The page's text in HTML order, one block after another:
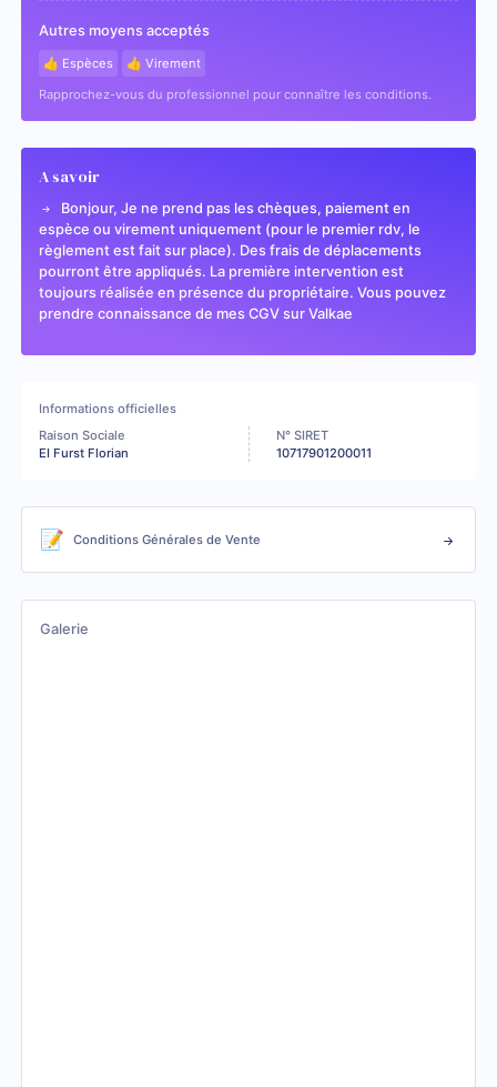
Autres moyens acceptés
👍 Espèces
👍 Virement
Rapprochez-vous du professionnel pour connaître les conditions.
A savoir
Bonjour, Je ne prend pas les chèques, paiement en
espèce ou virement uniquement (pour le premier rdv, le
règlement est fait sur place). Des frais de déplacements
pourront être appliqués. La première intervention est
toujours réalisée en présence du propriétaire. Vous pouvez
prendre connaissance de mes CGV sur Valkae
Informations officielles
Raison Sociale
EI Furst Florian
N° SIRET
10717901200011
📝 Conditions Générales de Vente
Galerie